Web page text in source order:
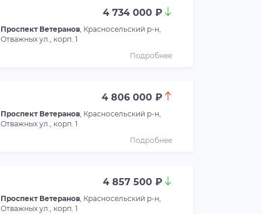
4 734 000 ₽
Проспект Ветеранов, Красносельский р-н,
Отважных ул., корп. 1
Подробнее
4 806 000 ₽
Проспект Ветеранов, Красносельский р-н,
Отважных ул., корп. 1
Подробнее
4 857 500 ₽
Проспект Ветеранов, Красносельский р-н,
Отважных ул., корп. 1